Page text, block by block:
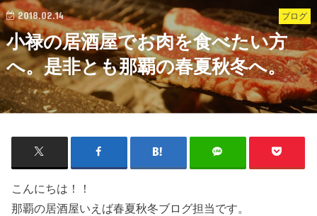
ブログ
2018.02.14
小禄の居酒屋でお肉を食べたい方
へ。是非とも那覇の春夏秋冬へ。
こんにちは！！
那覇の居酒屋いえば春夏秋冬ブログ担当です。